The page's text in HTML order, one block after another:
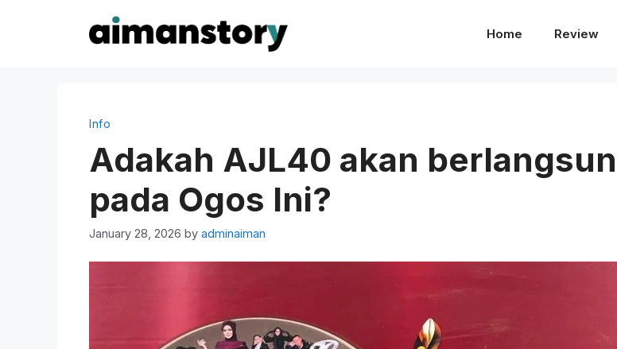
Home Review
Info
Adakah AJL40 akan
pada Ogos Ini?
January 28, 2026 by adminaiman